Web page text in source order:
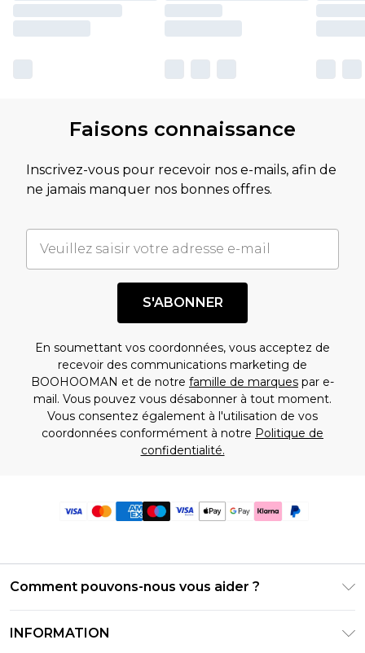
Faisons connaissance
Inscrivez-vous pour recevoir nos e-mails, afin de
ne jamais manquer nos bonnes offres.
S'ABONNER
En soumettant vos coordonnées, vous acceptez de
recevoir des communications marketing de
BOOHOOMAN et de notre famille de marques par e-
mail. Vous pouvez vous désabonner à tout moment.
Vous consentez également à l'utilisation de vos
coordonnées conformément à notre Politique de
confidentialité.
Comment pouvons-nous vous aider ?
INFORMATION